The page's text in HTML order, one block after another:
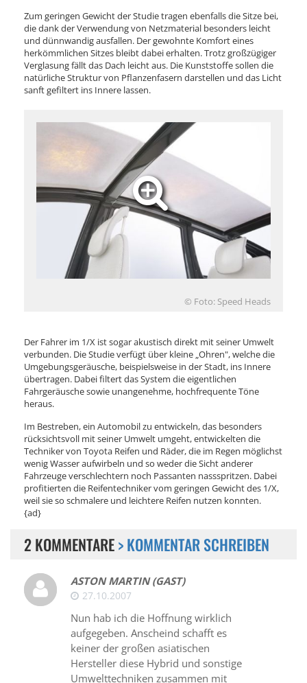
Zum geringen Gewicht der Studie tragen ebenfalls die Sitze bei,
die dank der Verwendung von Netzmaterial besonders leicht
und dünnwandig ausfallen. Der gewohnte Komfort eines
herkömmlichen Sitzes bleibt dabei erhalten. Trotz großzügiger
Verglasung fällt das Dach leicht aus. Die Kunststoffe sollen die
natürliche Struktur von Pflanzenfasern darstellen und das Licht
sanft gefiltert ins Innere lassen.
© Foto: Speed Heads
Der Fahrer im 1/X ist sogar akustisch direkt mit seiner Umwelt
verbunden. Die Studie verfügt über kleine „Ohren", welche die
Umgebungsgeräusche, beispielsweise in der Stadt, ins Innere
übertragen. Dabei filtert das System die eigentlichen
Fahrgeräusche sowie unangenehme, hochfrequente Töne
heraus.
Im Bestreben, ein Automobil zu entwickeln, das besonders
rücksichtsvoll mit seiner Umwelt umgeht, entwickelten die
Techniker von Toyota Reifen und Räder, die im Regen möglichst
wenig Wasser aufwirbeln und so weder die Sicht anderer
Fahrzeuge verschlechtern noch Passanten nassspritzen. Dabei
profitierten die Reifentechniker vom geringen Gewicht des 1/X,
weil sie so schmalere und leichtere Reifen nutzen konnten.
{ad}
2 KOMMENTARE> KOMMENTAR SCHREIBEN
ASTON MARTIN (GAST)
27.10.2007
Nun hab ich die Hoffnung wirklich
aufgegeben. Anscheind schafft es
keiner der großen asiatischen
Hersteller diese Hybrid und sonstige
Umwelttechniken zusammen mit